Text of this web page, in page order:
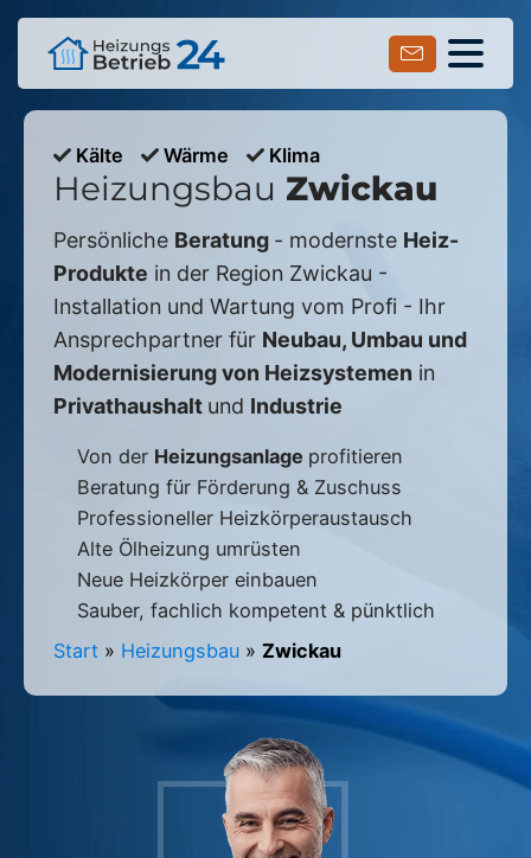
Kälte Wärme Klima
Heizungsbau Zwickau
Persönliche Beratung - modernste Heiz-
Produkte in der Region Zwickau -
Installation und Wartung vom Profi - Ihr
Ansprechpartner für Neubau, Umbau und
Modernisierung von Heizsystemen in
Privathaushalt und Industrie
Von der Heizungsanlage profitieren
Beratung für Förderung & Zuschuss
Professioneller Heizkörperaustausch
Alte Ölheizung umrüsten
Neue Heizkörper einbauen
Sauber, fachlich kompetent & pünktlich
Start » Heizungsbau » Zwickau